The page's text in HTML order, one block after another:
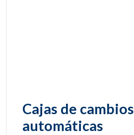
Cajas de cambios
automáticas